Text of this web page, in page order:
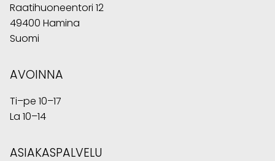
Raatihuoneentori 12
49400 Hamina
Suomi
AVOINNA
Ti–pe 10–17
La 10–14
ASIAKASPALVELU